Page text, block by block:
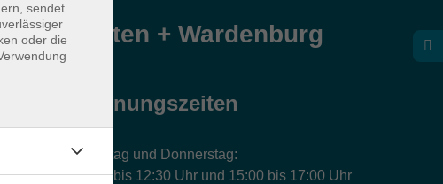
Hatten + Wardenburg
Öffnungszeiten
Montag und Donnerstag:
9:00 bis 12:30 Uhr und 15:00 bis 17:00 Uhr
sendet
oder die